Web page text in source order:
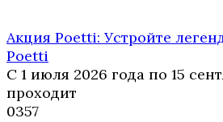
Акция Poetti: Устройте
Poetti
С 1 июля 2026 года по 15
проходит
0357